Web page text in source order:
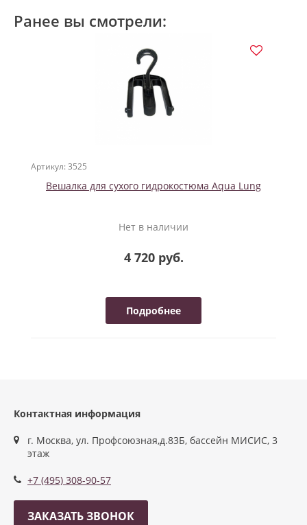
Ранее вы смотрели:
Артикул: 3525
Вешалка для сухого гидрокостюма Aqua Lung
Нет в наличии
4 720 руб.
Подробнее
Контактная информация
г. Москва, ул. Профсоюзная,д.83Б, бассейн МИСИС, 3
этаж
+7 (495) 308-90-57
ЗАКАЗАТЬ ЗВОНОК